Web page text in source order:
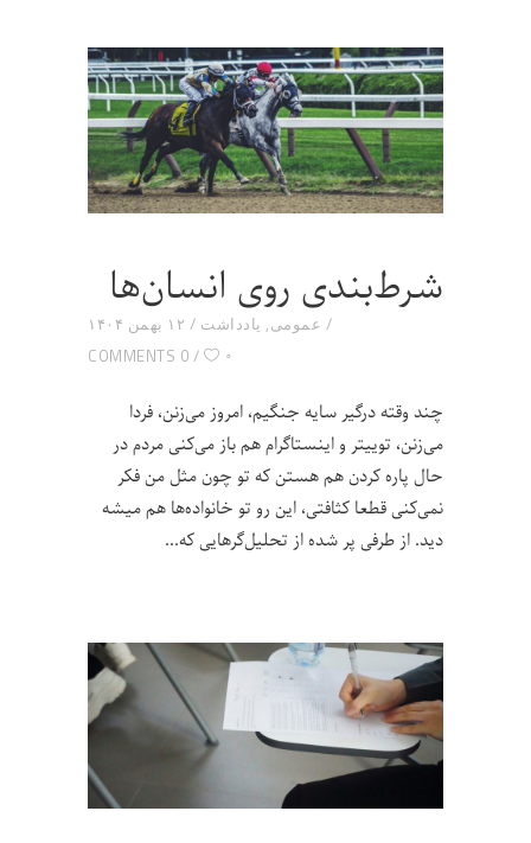
شرط‌بندی روی انسان‌ها
۱۲ بهمن ۱۴۰۴ عمومی, یادداشت
0 COMMENTS
۰
چند وقته درگیر سایه جنگیم، امروز می‌زنن، فردا
می‌زنن، توییتر و اینستاگرام هم باز می‌کنی مردم در
حال پاره کردن هم هستن که تو چون مثل من فکر
نمی‌کنی قطعا کثافتی، این رو تو خانواده‌ها هم میشه
دید. از طرفی پر شده از تحلیل‌گرهایی که